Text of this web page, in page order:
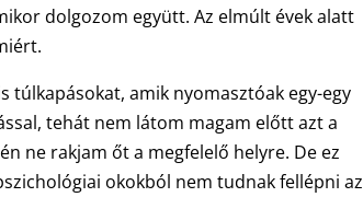
dolgozom együtt. Az elmúlt évek alatt
túlkapásokat, amik nyomasztóak egy-egy
tehát nem látom magam előtt azt a
ne rakjam őt a megfelelő helyre. De ez
okokból nem tudnak fellépni az